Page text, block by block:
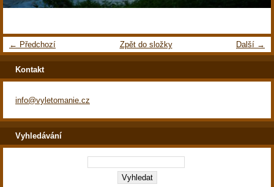
← Předchozí Další →
Zpět do složky
Kontakt
info@vyletomanie.cz
Vyhledávání